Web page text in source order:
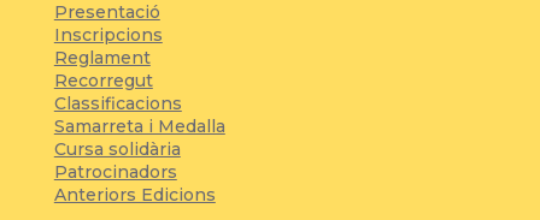
Presentació
Inscripcions
Reglament
Recorregut
Classificacions
Samarreta i Medalla
Cursa solidària
Patrocinadors
Anteriors Edicions